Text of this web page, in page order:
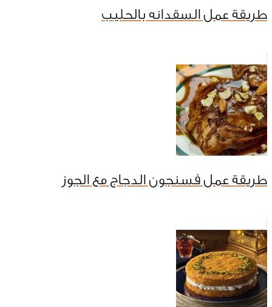
طريقة عمل السقدانه بالحليب
طريقة عمل فسنجون الدجاج مع الجوز